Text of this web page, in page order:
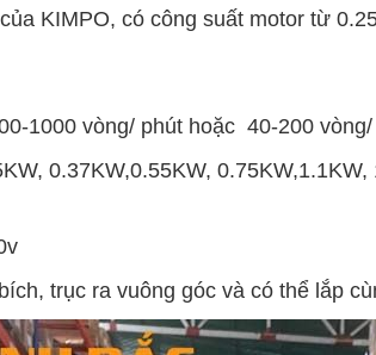
KIMPO, có công suất motor từ
1000 vòng/ phút hoặc 40-200
0.37KW,0.55KW,
trục ra vuông góc và có thể lắp